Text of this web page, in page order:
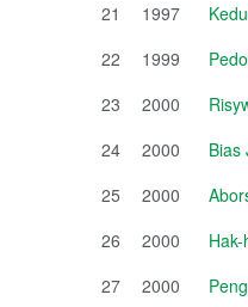
21
1997
22
1999
23
2000
24
2000
Bias
25
2000
26
2000
27
2000